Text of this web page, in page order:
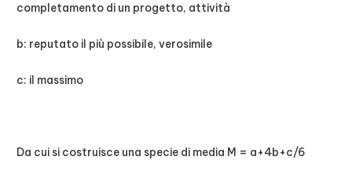
completamento di un progetto, attività
b: reputato il più possibile, verosimile
c: il massimo
Da cui si costruisce una specie di media M = a+4b+c/6